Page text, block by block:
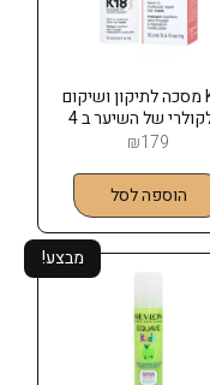
K18 מסכה לתיקון ושיקום
מולקולרי של השיער ב 4
(ללא שטיפה) 15 מל
₪179
הוספה לסל
מבצע!